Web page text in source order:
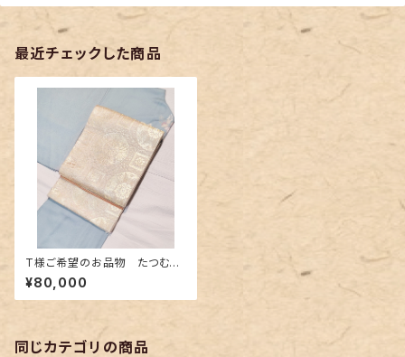
最近チェックした商品
T様ご希望のお品物 たつむら
製 洋花蜀紅文の袋帯
¥80,000
同じカテゴリの商品